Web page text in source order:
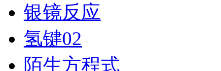
银镜反应
氢键02
陌生方程式